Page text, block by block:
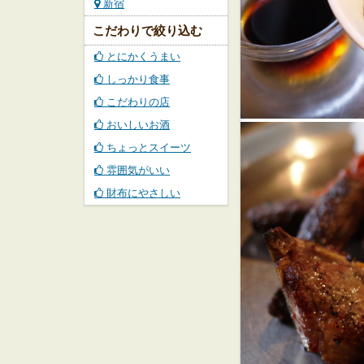
新宿
こだわりで絞り込む
とにかくうまい
しっかり食事
こだわりの店
おいしいお酒
ちょっとスイーツ
雰囲気がいい
財布にやさしい